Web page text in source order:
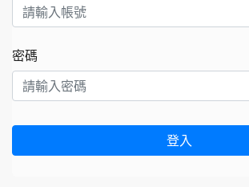
密碼
登入